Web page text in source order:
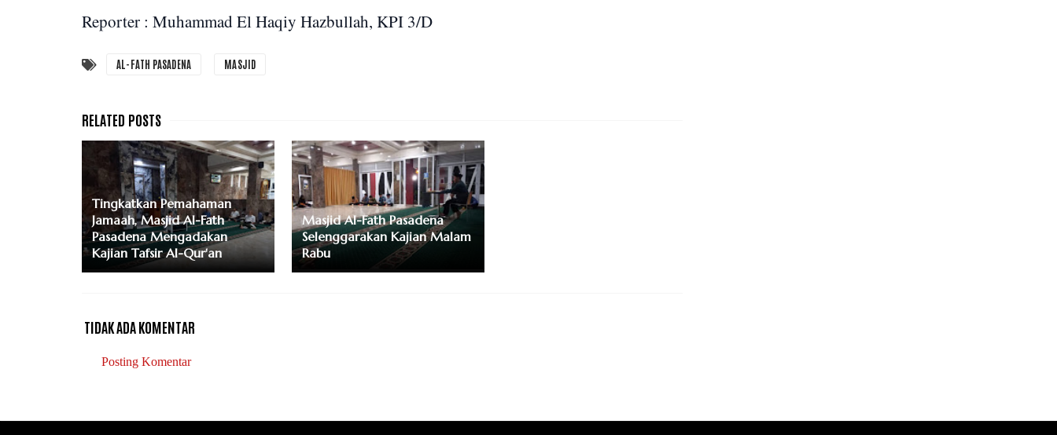
Reporter : Muhammad El Haqiy Hazbullah, KPI 3/D
AL-FATH PASADENA MASJID
Tingkatkan Pemahaman
Jamaah, Masjid Al-Fath
Pasadena Mengadakan
Kajian Tafsir Al-Qur'an
Masjid Al-Fath Pasadena
Selenggarakan Kajian Malam
Rabu
TIDAK ADA KOMENTAR
Posting Komentar